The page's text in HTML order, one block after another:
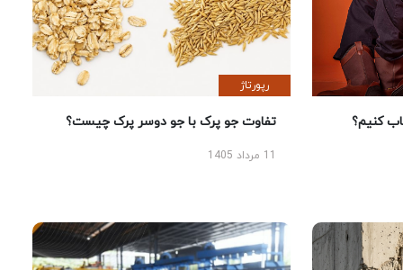
کنیم؟
رپورتاژ
تفاوت جو پرک با جو دوسر پرک چیست؟